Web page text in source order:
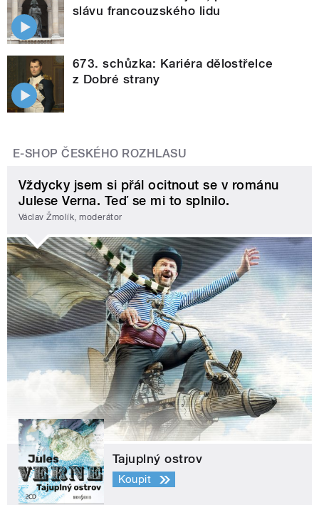
slávu francouzského lidu
673. schůzka: Kariéra dělostřelce
z Dobré strany
E-SHOP ČESKÉHO ROZHLASU
Vždycky jsem si přál ocitnout se v románu
Julese Verna. Teď se mi to splnilo.
Václav Žmolík, moderátor
Tajuplný ostrov
Koupit